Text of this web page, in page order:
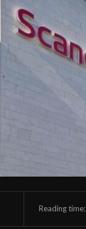
Reading time: